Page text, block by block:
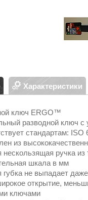
Характеристики
ключ ERGO™
разводной ключ с
стандартам:
из
нескользящая ручка
шкала в мм
губка не выпадает
открытие,
ключами